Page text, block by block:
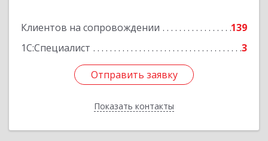
Клиентов на сопровождении
139
1С:Специалист
3
Отправить заявку
Показать контакты
Отправить заявку
Назад